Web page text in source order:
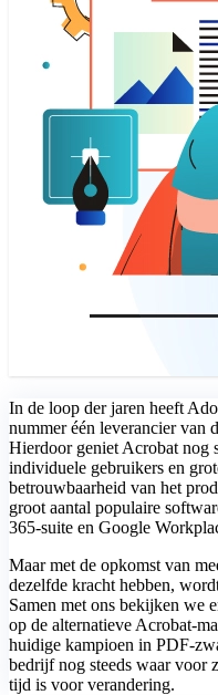
In de loop der jaren heeft
nummer één leverancier van
Hierdoor geniet Acrobat nog
individuele gebruikers en
betrouwbaarheid van het
groot aantal populaire
365-suite en Google
Maar met de opkomst van
dezelfde kracht hebben,
Samen met ons bekijken we
op de alternatieve Acrobat-
huidige kampioen in PDF-
bedrijf nog steeds waar voor
tijd is voor verandering.